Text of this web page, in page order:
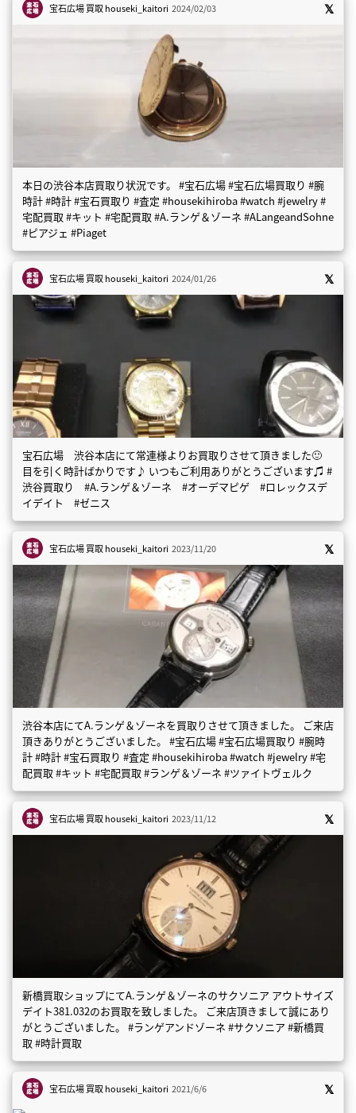
宝石広場 買取houseki_kaitori 2024/02/03
本日の渋谷本店買取り状況です。 #宝石広場 #宝石広場買取り #腕
時計 #時計 #宝石買取り #査定 #housekihiroba #watch #jewelry #
宅配買取 #キット #宅配買取 #A.ランゲ＆ゾーネ #ALangeandSohne
#ピアジェ #Piaget
宝石広場 買取houseki_kaitori 2024/01/26
宝石広場 渋谷本店にて常連様よりお買取りさせて頂きました🙂
目を引く時計ばかりです♪ いつもご利用ありがとうございます♫ #
渋谷買取り #A.ランゲ＆ゾーネ #オーデマピゲ #ロレックスデ
イデイト #ゼニス
宝石広場 買取houseki_kaitori 2023/11/20
渋谷本店にてA.ランゲ＆ゾーネを買取りさせて頂きました。 ご来店
頂きありがとうございました。 #宝石広場 #宝石広場買取り #腕時
計 #時計 #宝石買取り #査定 #housekihiroba #watch #jewelry #宅
配買取 #キット #宅配買取 #ランゲ＆ゾーネ #ツァイトヴェルク
宝石広場 買取houseki_kaitori 2023/11/12
新橋買取ショップにてA.ランゲ＆ゾーネのサクソニア アウトサイズ
デイト381.032のお買取を致しました。 ご来店頂きまして誠にあり
がとうございました。 #ランゲアンドゾーネ #サクソニア #新橋買
取 #時計買取
宝石広場 買取houseki_kaitori 2021/6/6